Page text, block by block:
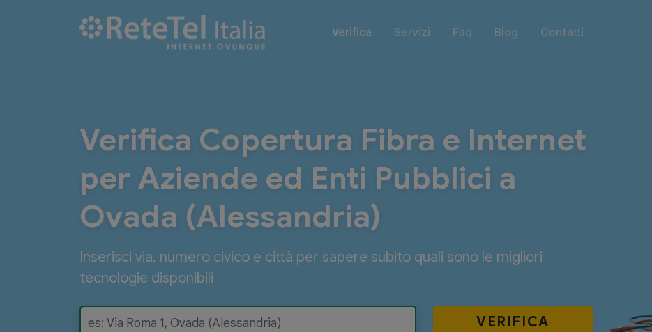
Verifica Servizi Faq Blog Contatti
Verifica Copertura Fibra e Internet
per Aziende ed Enti Pubblici a
Ovada (Alessandria)
Inserisci via, numero civico e città per sapere subito quali sono le migliori
tecnologie disponibili
VERIFICA